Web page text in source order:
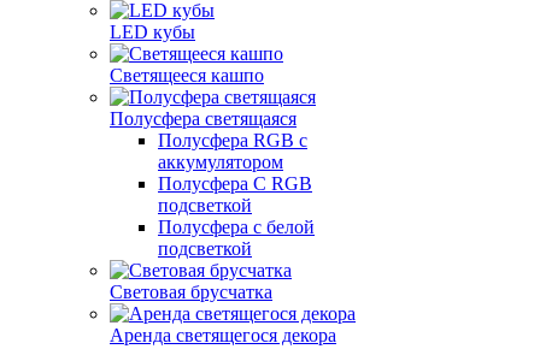
LED кубы
Светящееся кашпо
Полусфера светящаяся
Полусфера RGB с
аккумулятором
Полусфера С RGB
подсветкой
Полусфера с белой
подсветкой
Световая брусчатка
Аренда светящегося декора